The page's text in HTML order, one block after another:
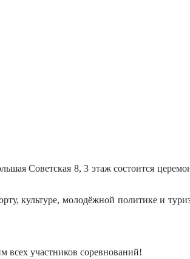
Советская 8, 3 этаж состоится
культуре, молодёжной политике и
всех участников соревнований!